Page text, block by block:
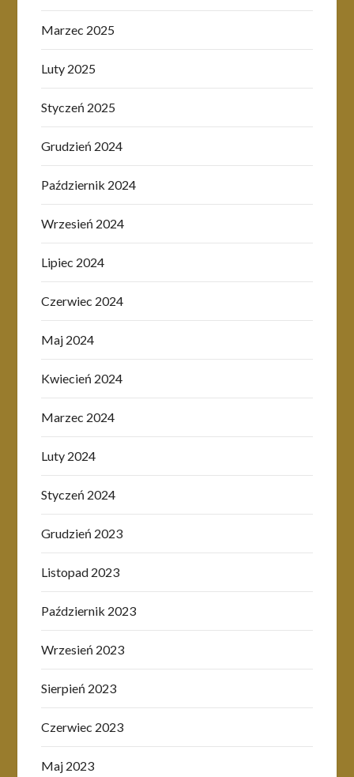
Marzec 2025
Luty 2025
Styczeń 2025
Grudzień 2024
Październik 2024
Wrzesień 2024
Lipiec 2024
Czerwiec 2024
Maj 2024
Kwiecień 2024
Marzec 2024
Luty 2024
Styczeń 2024
Grudzień 2023
Listopad 2023
Październik 2023
Wrzesień 2023
Sierpień 2023
Czerwiec 2023
Maj 2023